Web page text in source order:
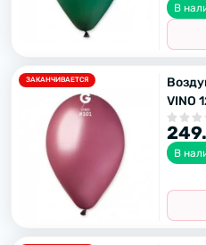
В
ЗАКАНЧИВАЕТСЯ
VINO
В